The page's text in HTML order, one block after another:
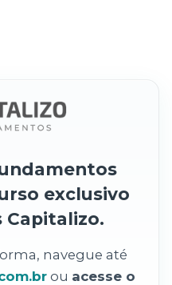
exclusivo
Capitalizo.
navegue até
ou acesse o